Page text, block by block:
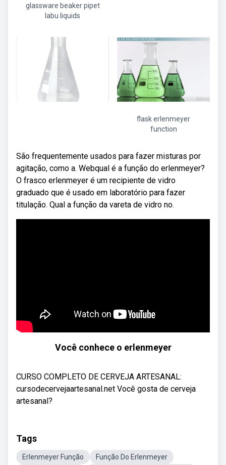
glassware beaker pipet
labu liquids
flask erlenmeyer
function
São frequentemente usados para fazer misturas por
agitação, como a. Webqual é a função do erlenmeyer?
O frasco erlenmeyer é um recipiente de vidro
graduado que é usado em laboratório para fazer
titulação. Qual a função da vareta de vidro no.
Você conhece o erlenmeyer
CURSO COMPLETO DE CERVEJA ARTESANAL:
cursodecervejaartesanal.net Você gosta de cerveja
artesanal?
Tags
Erlenmeyer Função Função Do Erlenmeyer